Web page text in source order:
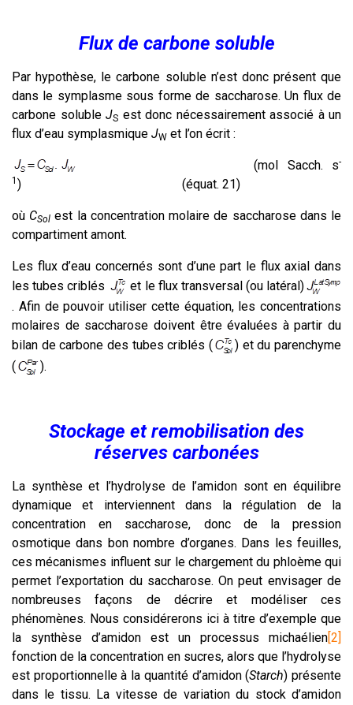
Flux de carbone soluble
Par hypothèse, le carbone soluble n’est donc présent que
dans le symplasme sous forme de saccharose. Un flux de
carbone soluble JS est donc nécessairement associé à un
flux d’eau symplasmique JW et l’on écrit :
(mol Sacch. s-
1 ) (équat. 21)
où CSol est la concentration molaire de saccharose dans le
compartiment amont.
Les flux d’eau concernés sont d’une part le flux axial dans
les tubes criblés
et le flux transversal (ou latéral)
. Afin de pouvoir utiliser cette équation, les concentrations
molaires de saccharose doivent être évaluées à partir du
bilan de carbone des tubes criblés (
) et du parenchyme
(
).
Stockage et remobilisation des
réserves carbonées
La synthèse et l’hydrolyse de l’amidon sont en équilibre
dynamique et interviennent dans la régulation de la
concentration en saccharose, donc de la pression
osmotique dans bon nombre d’organes. Dans les feuilles,
ces mécanismes influent sur le chargement du phloème qui
permet l’exportation du saccharose. On peut envisager de
nombreuses façons de décrire et modéliser ces
phénomènes. Nous considérerons ici à titre d’exemple que
la synthèse d’amidon est un processus michaélien [2]
fonction de la concentration en sucres, alors que l’hydrolyse
est proportionnelle à la quantité d’amidon (Starch) présente
dans le tissu. La vitesse de variation du stock d’amidon